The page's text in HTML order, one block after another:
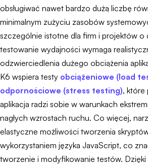
obsługiwać nawet bardzo dużą liczbę
minimalnym zużyciu zasobów
szczególnie istotne dla firm i projektów o
testowanie wydajności wymaga
odzwierciedlenia dużego obciążenia
K6 wspiera testy obciążeniowe (load
odpornościowe (stress testing), które
aplikacja radzi sobie w warunkach
nagłych wzrostach ruchu. Co więcej,
elastyczne możliwości tworzenia
wykorzystaniem języka JavaScript, co
tworzenie i modyfikowanie testów. Dzięki